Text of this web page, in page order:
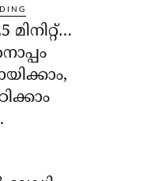
മിനിറ്റ്…